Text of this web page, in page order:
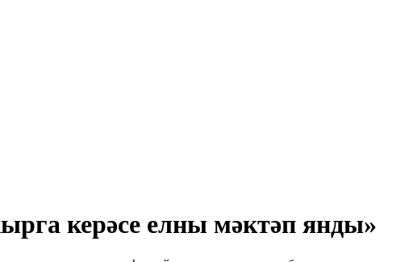
керәсе елны мәктәп янды»